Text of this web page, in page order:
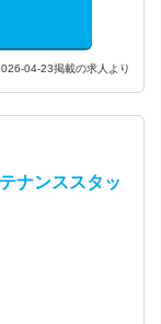
04-23掲載の求人より
ナンススタッ